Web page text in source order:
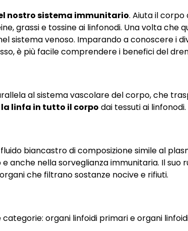
nostro sistema immunitario. Aiuta il corpo
grassi e tossine ai linfonodi. Una volta che
sistema venoso. Imparando a conoscere i
è più facile comprendere i benefici del
al sistema vascolare del corpo, che
linfa in tutto il corpo dai tessuti ai linfonodi.
biancastro di composizione simile al
anche nella sorveglianza immunitaria. Il suo
che filtrano sostanze nocive e rifiuti.
organi linfoidi primari e organi